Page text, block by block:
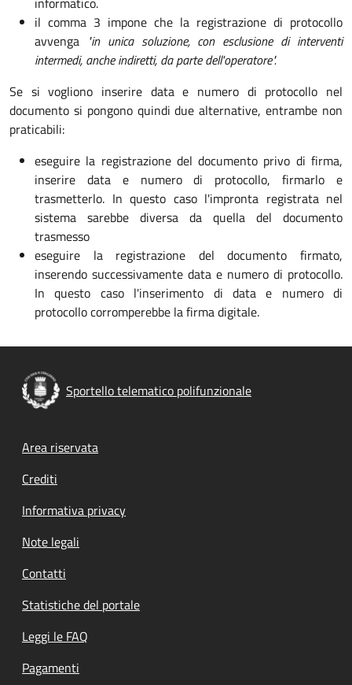
il comma 3 impone che la registrazione di protocollo
avvenga "in unica soluzione, con esclusione di interventi
intermedi, anche indiretti, da parte dell'operatore".
Se si vogliono inserire data e numero di protocollo nel
documento si pongono quindi due alternative, entrambe non
praticabili:
eseguire la registrazione del documento privo di firma,
inserire data e numero di protocollo, firmarlo e
trasmetterlo. In questo caso l'impronta registrata nel
sistema sarebbe diversa da quella del documento
trasmesso
eseguire la registrazione del documento firmato,
inserendo successivamente data e numero di protocollo.
In questo caso l'inserimento di data e numero di
protocollo corromperebbe la firma digitale.
Sportello telematico polifunzionale
Footer menu
Area riservata
Crediti
Informativa privacy
Note legali
Contatti
Statistiche del portale
Leggi le FAQ
Pagamenti